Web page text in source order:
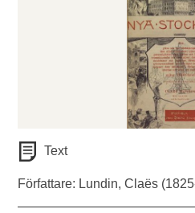
Text
Författare: Lundin, Claës